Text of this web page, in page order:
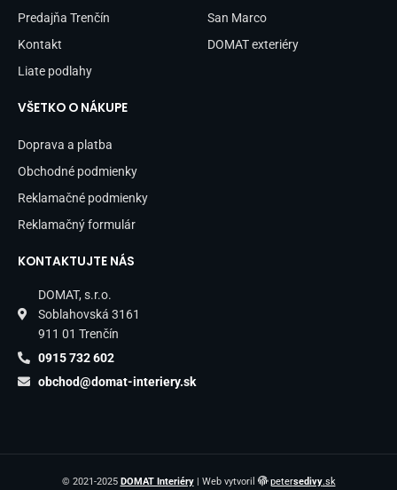
Predajňa Trenčín
Kontakt
Liate podlahy
San Marco
DOMAT exteriéry
VŠETKO O NÁKUPE
Doprava a platba
Obchodné podmienky
Reklamačné podmienky
Reklamačný formulár
KONTAKTUJTE NÁS
DOMAT, s.r.o.
Soblahovská 3161
911 01 Trenčín
0915 732 602
obchod@domat-interiery.sk
© 2021-2025 DOMAT Interiéry| Web vytvoril petersedivy.sk